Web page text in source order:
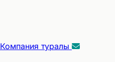
Компания туралы